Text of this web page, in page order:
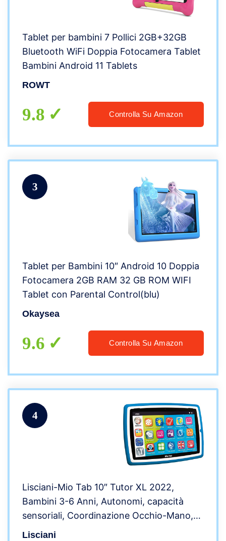
Tablet per bambini 7 Pollici 2GB+32GB
Bluetooth WiFi Doppia Fotocamera Tablet
Bambini Android 11 Tablets
ROWT
9.8 Controlla Su Amazon
3
Tablet per Bambini 10″ Android 10 Doppia
Fotocamera 2GB RAM 32 GB ROM WIFI
Tablet con Parental Control(blu)
Okaysea
9.6 Controlla Su Amazon
4
Lisciani-Mio Tab 10″ Tutor XL 2022,
Bambini 3-6 Anni, Autonomi, capacità
sensoriali, Coordinazione Occhio-Mano,
Multicolore, 97043
Lisciani